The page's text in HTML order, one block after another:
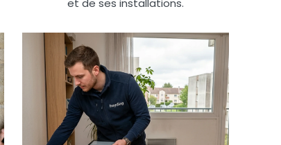
et de ses installations.